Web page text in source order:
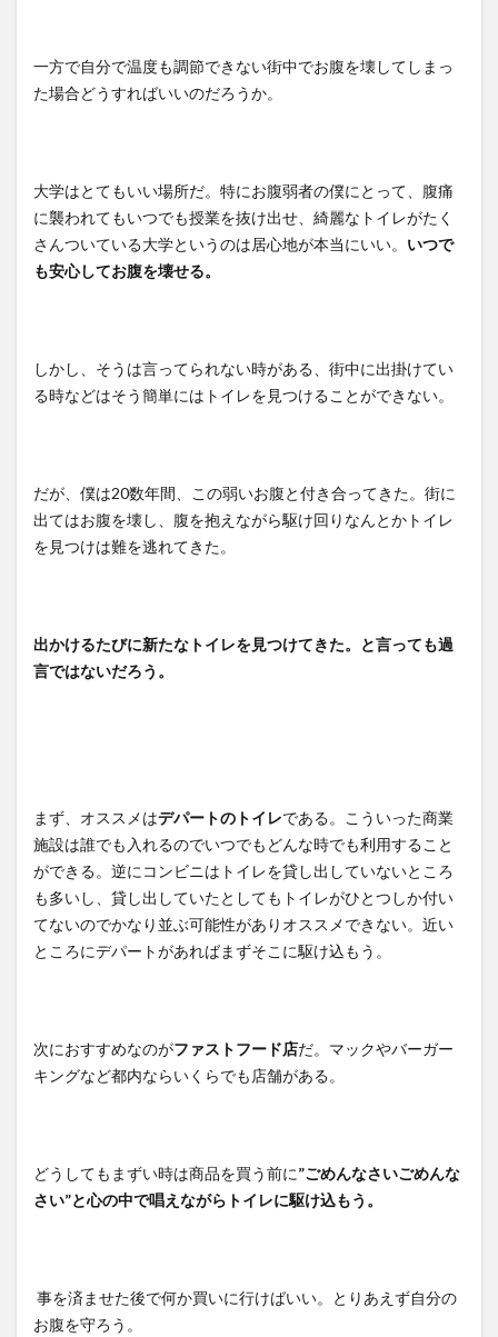
一方で自分で温度も調節できない街中でお腹を壊してしまっ
た場合どうすればいいのだろうか。
大学はとてもいい場所だ。特にお腹弱者の僕にとって、腹痛
に襲われてもいつでも授業を抜け出せ、綺麗なトイレがたく
さんついている大学というのは居心地が本当にいい。 いつで
も安心してお腹を壊せる。
しかし、そうは言ってられない時がある、街中に出掛けてい
る時などはそう簡単にはトイレを見つけることができない。
だが、僕は20数年間、この弱いお腹と付き合ってきた。街に
出てはお腹を壊し、腹を抱えながら駆け回りなんとかトイレ
を見つけは難を逃れてきた。
出かけるたびに新たなトイレを見つけてきた。と言っても過
言ではないだろう。
まず、オススメはデパートのトイレである。こういった商業
施設は誰でも入れるのでいつでもどんな時でも利用すること
ができる。逆にコンビニはトイレを貸し出していないところ
も多いし、貸し出していたとしてもトイレがひとつしか付い
てないのでかなり並ぶ可能性がありオススメできない。近い
ところにデパートがあればまずそこに駆け込もう。
次におすすめなのがファストフード店だ。マックやバーガー
キングなど都内ならいくらでも店舗がある。
どうしてもまずい時は商品を買う前に”ごめんなさいごめんな
さい”と心の中で唱えながらトイレに駆け込もう。
事を済ませた後で何か買いに行けばいい。とりあえず自分の
お腹を守ろう。